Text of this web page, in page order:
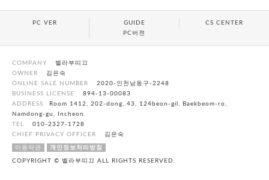
PC VER GUIDE
CS CENTER
PC버젼
COMPANY
벨라부띠끄
OWNER
김은숙
ONLINE SALE NUMBER
2020-인천남동구-2248
BUSINESS LICENSE
894-13-00083
ADDRESS
Room 1412, 202-dong, 43, 124beon-gil, Baekbeom-ro,
Namdong-gu, Incheon.
TEL
010-2327-1728
CHIEF PRIVACY OFFICER
김은숙
이용약관 개인정보처리방침
COPYRIGHT © 벨라부띠끄 ALL RIGHTS RESERVED.